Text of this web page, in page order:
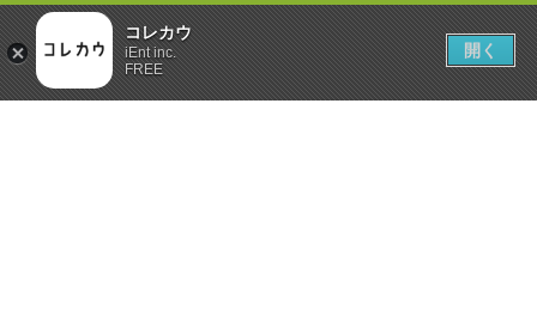
コレカウ
iEnt inc.
FREE
開く